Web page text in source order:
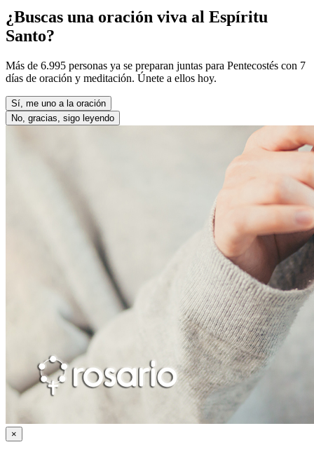
¿Buscas una oración viva al Espíritu
Santo?
Más de 6.995 personas ya se preparan juntas para Pentecostés con 7
días de oración y meditación. Únete a ellos hoy.
Sí, me uno a la oración
No, gracias, sigo leyendo
×